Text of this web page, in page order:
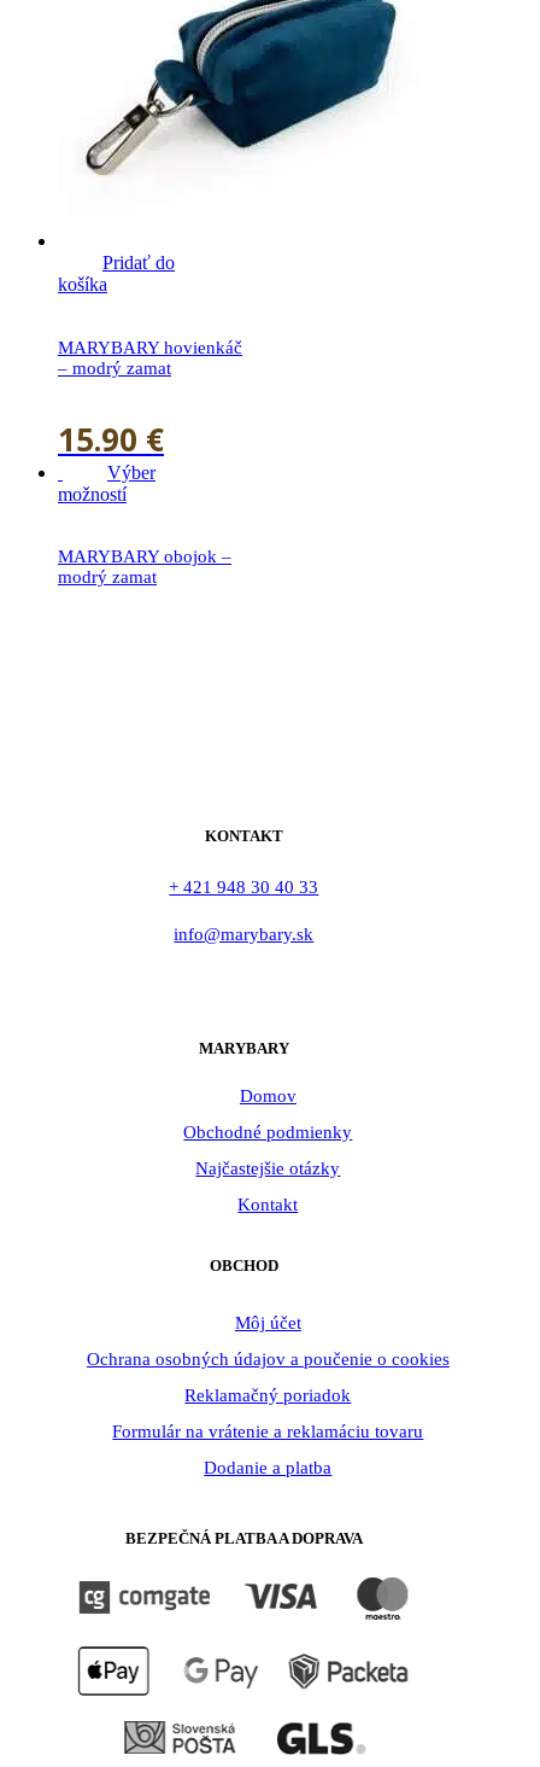
Pridať do
košíka
MARYBARY hovienkáč
– modrý zamat
15.90 €
Výber
možností
MARYBARY obojok –
modrý zamat
KONTAKT
+ 421 948 30 40 33
info@marybary.sk
MARYBARY
Domov
Obchodné podmienky
Najčastejšie otázky
Kontakt
OBCHOD
Môj účet
Ochrana osobných údajov a poučenie o cookies
Reklamačný poriadok
Formulár na vrátenie a reklamáciu tovaru
Dodanie a platba
BEZPEČNÁ PLATBA A DOPRAVA